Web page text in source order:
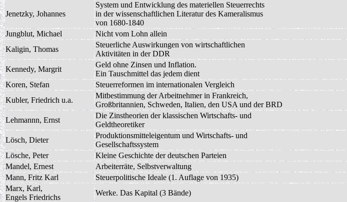
Jenetzky, Johannes
System und Entwicklung des materiellen Steuerrechts
in der wissenschaftlichen Literatur des Kameralismus
von 1680-1840
Jungblut, Michael Nicht vom Lohn allein
Kaligin, Thomas
Steuerliche Auswirkungen von wirtschaftlichen
Aktivitäten in der DDR
Kennedy, Margrit
Geld ohne Zinsen und Inflation.
Ein Tauschmittel das jedem dient
Koren, Stefan
Steuerreformen im internationalen Vergleich
Kubler, Friedrich u.a.
Mitbestimmung der Arbeitnehmer in Frankreich,
Großbritannien, Schweden, Italien, den USA und der BRD
Lehmannn, Ernst
Die Zinstheorien der klassischen Wirtschafts- und
Geldtheoretiker
Lösch, Dieter
Produktionsmitteleigentum und Wirtschafts- und
Gesellschaftssystem
Lösche, Peter
Kleine Geschichte der deutschen Parteien
Mandel, Ernest
Arbeiterräte, Selbstverwaltung
Mann, Fritz Karl
Steuerpolitische Ideale (1. Auflage von 1935)
Marx, Karl,
Engels Friedrichs
Werke. Das Kapital (3 Bände)